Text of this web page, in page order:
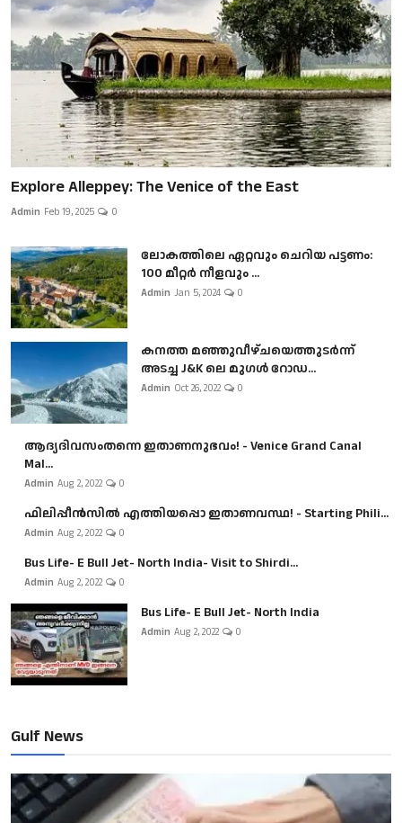
Explore Alleppey: The Venice of the East
Admin Feb 19, 2025 0
ലോകത്തിലെ ഏറ്റവും ചെറിയ പട്ടണം:
100 മീറ്റർ നീളവും ...
Admin Jan 5, 2024 0
കനത്ത മഞ്ഞുവീഴ്ചയെത്തുടർന്ന്
അടച്ച J&K ലെ മുഗൾ റോഡ...
Admin Oct 26, 2022 0
ആദ്യദിവസംതന്നെ ഇതാണനുഭവം! - Venice Grand Canal
Mal...
Admin Aug 2, 2022 0
ഫിലിപ്പീൻസിൽ എത്തിയപ്പൊ ഇതാണവസ്ഥ! - Starting Phili...
Admin Aug 2, 2022 0
Bus Life- E Bull Jet- North India- Visit to Shirdi...
Admin Aug 2, 2022 0
Bus Life- E Bull Jet- North India
Admin Aug 2, 2022 0
Gulf News